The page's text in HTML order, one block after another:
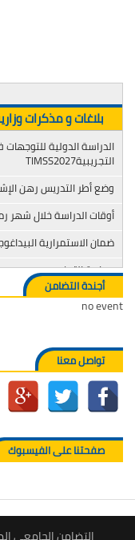
بلاغات و مذكرات
الدراسة الدولية
التجريبيةTIMSS2027
وضع أطر التدريس رهن
أوقات الدراسة خلال شهر رمضان
ضمان الاستمرارية
محاربة التدخين
أجندة التضامن
no event
تواصل معنا
صفحتنا على الفيسبوك